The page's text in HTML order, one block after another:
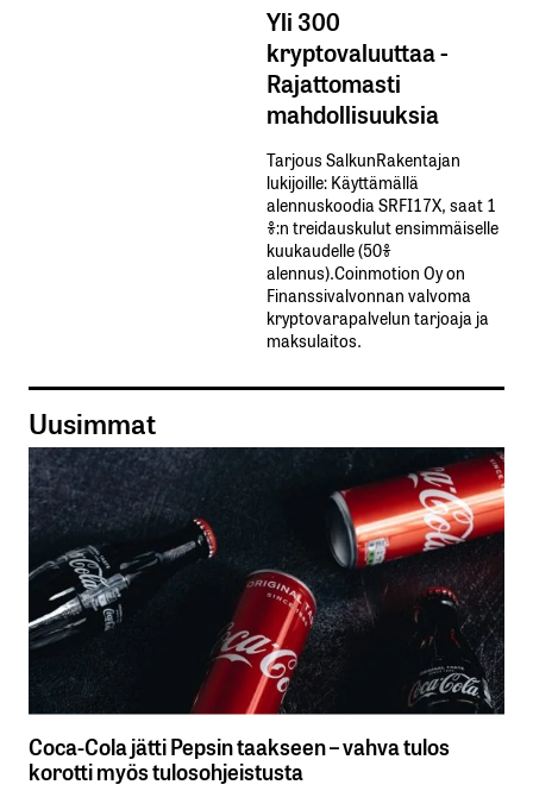
Yli 300
kryptovaluuttaa -
Rajattomasti
mahdollisuuksia
Tarjous SalkunRakentajan
lukijoille: Käyttämällä​ ​
alennuskoodia​ ​SRFI17X,​ ​saat​ ​1
%:n treidauskulut​ ​ensimmäiselle​ ​
kuukaudelle​ ​(50%​ ​
alennus).Coinmotion Oy on
Finanssivalvonnan valvoma
kryptovarapalvelun tarjoaja ja
maksulaitos.
Uusimmat
Coca-Cola jätti Pepsin taakseen – vahva tulos
korotti myös tulosohjeistusta